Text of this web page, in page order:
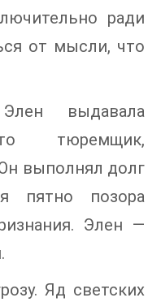
ради
от мысли, что
выдавала
тюремщик,
выполнял долг
пятно позора
Элен —
Яд светских